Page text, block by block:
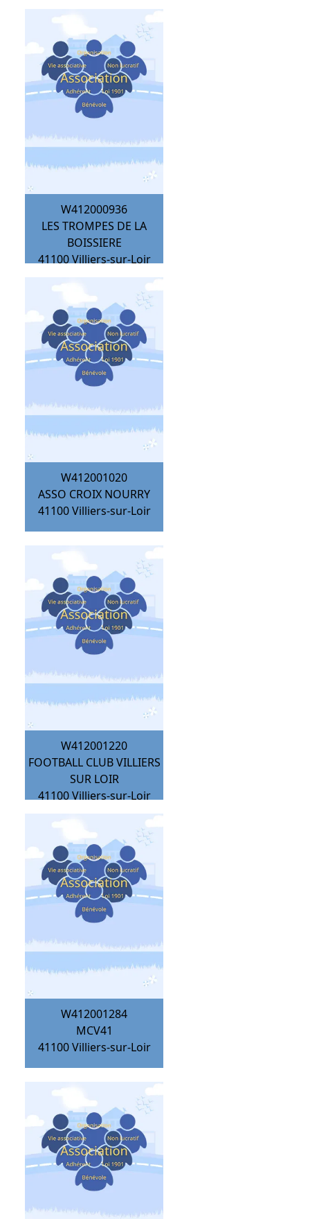
W412000936
LES TROMPES DE LA
BOISSIERE
41100 Villiers-sur-Loir
W412001020
ASSO CROIX NOURRY
41100 Villiers-sur-Loir
W412001220
FOOTBALL CLUB VILLIERS
SUR LOIR
41100 Villiers-sur-Loir
W412001284
MCV41
41100 Villiers-sur-Loir